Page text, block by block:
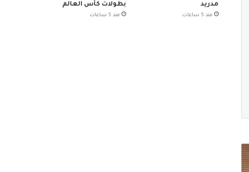
مدريد
منذ 5 ساعات
بطولات كأس العالم
منذ 5 ساعات